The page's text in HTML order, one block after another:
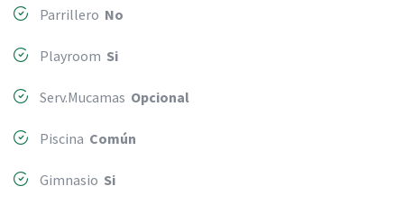
Parrillero No
Playroom Si
Serv.Mucamas Opcional
Piscina Común
Gimnasio Si